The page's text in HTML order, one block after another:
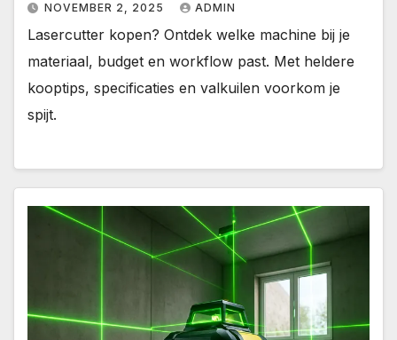
NOVEMBER 2, 2025 ADMIN
Lasercutter kopen? Ontdek welke machine bij je
materiaal, budget en workflow past. Met heldere
kooptips, specificaties en valkuilen voorkom je
spijt.